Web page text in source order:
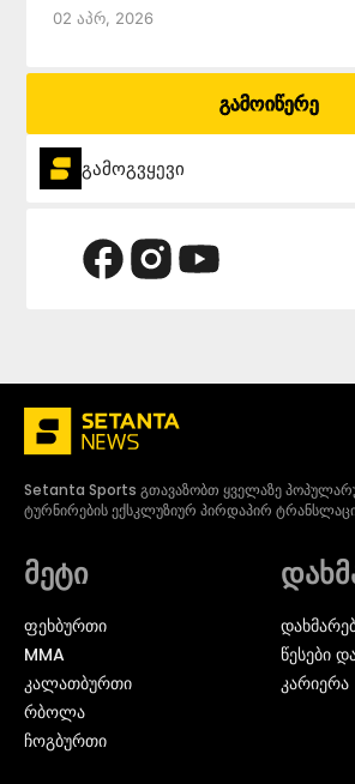
02 Აპრ, 2026
გამოიწერე
გამოგვყევი
Setanta Sports გთავაზობთ ყველაზე
ტურნირების ექსკლუზიურ პირდაპირ
მეტი
ᲤᲔᲮᲑᲣᲠᲗᲘ
MMA
ᲙᲐᲚᲐᲗᲑᲣᲠᲗᲘ
ᲠᲑᲝᲚᲐ
ᲩᲝᲒᲑᲣᲠᲗᲘ
წესები
კარიერა